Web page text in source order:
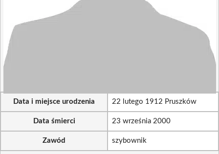
Data i miejsce urodzenia 22 lutego 1912 Pruszków
Data śmierci 23 września 2000
Zawód szybownik